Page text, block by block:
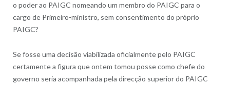
o poder ao PAIGC nomeando um membro do PAIGC para o
cargo de Primeiro-ministro, sem consentimento do próprio
PAIGC?
Se fosse uma decisão viabilizada oficialmente pelo PAIGC
certamente a figura que ontem tomou posse como chefe do
governo seria acompanhada pela direcção superior do PAIGC